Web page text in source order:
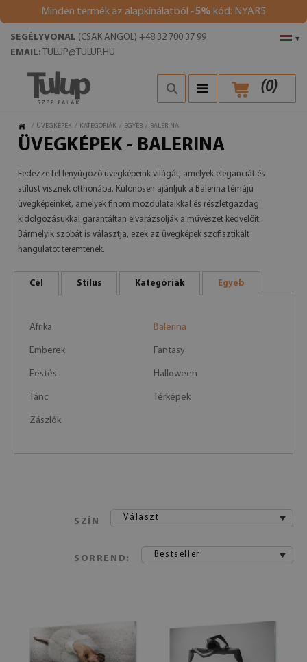
Minden termék az alapkínálatból -5% kód: NYAR5
▾
SEGÉLYVONAL (CSAK ANGOL) +48 32 700 37 99
EMAIL: TULUP@TULUP.HU
(0)
/ ÜVEGKÉPEK / KATEGÓRIÁK / EGYÉB / BALERINA
ÜVEGKÉPEK - BALERINA
Fedezze fel lenyűgöző üvegképeink világát, amelyek eleganciát és
stílust visznek otthonába. Különösen ajánljuk a Balerina témájú
üvegképeinket, amelyek finom mozdulataikkal és részletgazdag
kidolgozásukkal garantáltan elvarázsolják a művészet kedvelőit.
Bármelyik szobát is választja, ezek az üvegképek szofisztikált
hangulatot teremtenek.
Cél Stílus Kategóriák Egyéb
Afrika Balerina
Emberek Fantasy
Festés Halloween
Tánc Térképek
Zászlók
SZÍN Választ
SORREND: Bestseller